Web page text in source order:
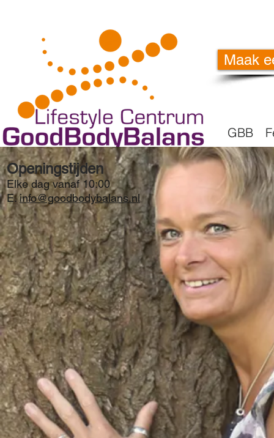
Maak
GBB
Openingstijden
Elke dag vanaf 10:00
E.info@goodbodybalans.nl